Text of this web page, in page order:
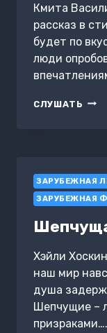
Кмита
рассказ в
будет по
люди
СЛУШАТЬ
ЗАРУБЕЖНАЯ
ЗАРУБЕЖНАЯ
Хэйли
наш мир
душа
Шепчущие –
призраками….